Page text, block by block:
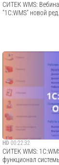
СИТЕК WMS:
"1C:WMS" новой
HD 00:22:32
СИТЕК WMS:
функционал